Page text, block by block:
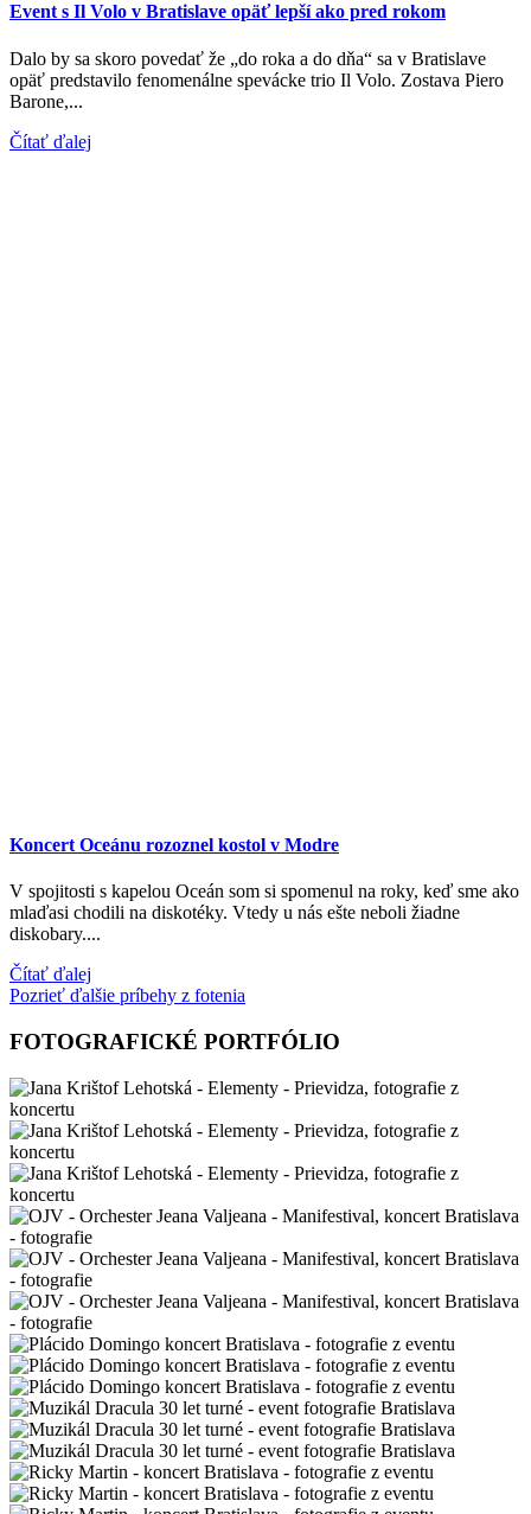
Event s Il Volo v Bratislave opäť lepší ako pred rokom
Dalo by sa skoro povedať že „do roka a do dňa“ sa v Bratislave
opäť predstavilo fenomenálne spevácke trio Il Volo. Zostava Piero
Barone,...
Čítať ďalej
Koncert Oceánu rozoznel kostol v Modre
V spojitosti s kapelou Oceán som si spomenul na roky, keď sme ako
mlaďasi chodili na diskotéky. Vtedy u nás ešte neboli žiadne
diskobary....
Čítať ďalej
Pozrieť ďalšie príbehy z fotenia
FOTOGRAFICKÉ PORTFÓLIO